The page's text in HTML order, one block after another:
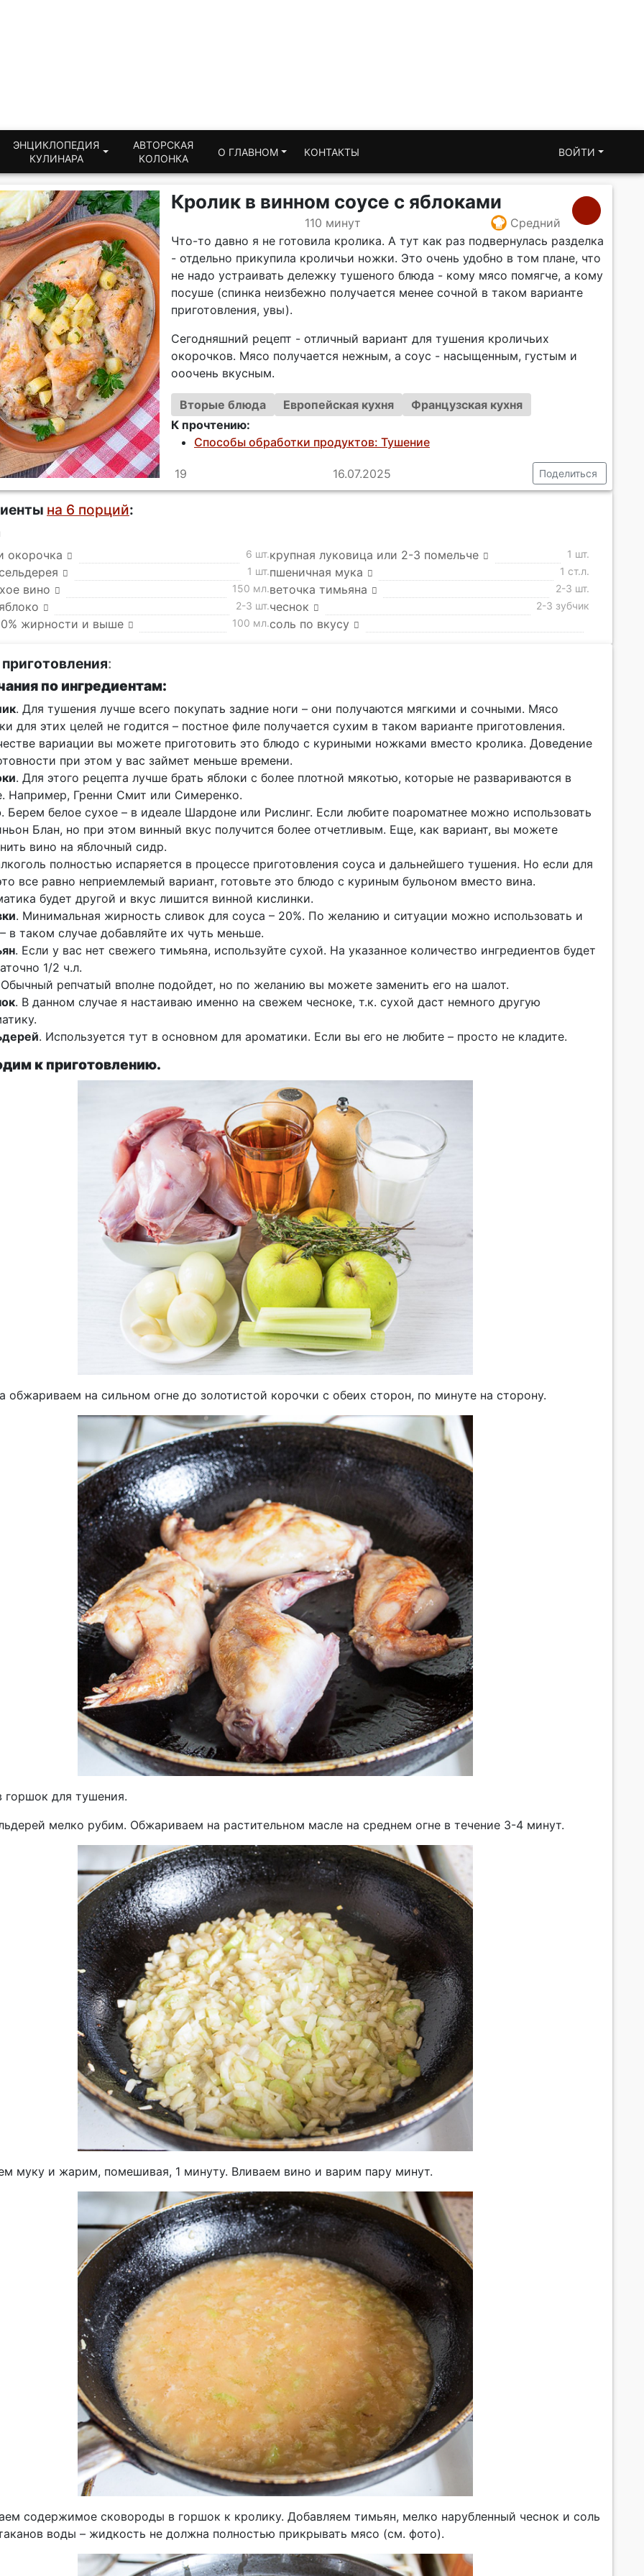
ЭНЦИКЛОПЕДИЯ
КУЛИНАРА
АВТОРСКАЯ
КОЛОНКА
О ГЛАВНОМ КОНТАКТЫ ВОЙТИ
Кролик в винном соусе с яблоками
110 минут
Средний
Что-то давно я не готовила кролика. А тут как раз подвернулась разделка
- отдельно прикупила кроличьи ножки. Это очень удобно в том плане, что
не надо устраивать дележку тушеного блюда - кому мясо помягче, а кому
посуше (спинка неизбежно получается менее сочной в таком варианте
приготовления, увы).
Сегодняшний рецепт - отличный вариант для тушения кроличьих
окорочков. Мясо получается нежным, а соус - насыщенным, густым и
ооочень вкусным.
Вторые блюда Европейская кухня
Французская кухня
К прочтению:
Способы обработки продуктов: Тушение
19 16.07.2025 Поделиться
на 6 порций:
окорочка 6 шт.крупная луковица или 2-3 помельче 1 шт.
1 шт.пшеничная мука 1 ст.л.
вино 150 мл.веточка тимьяна 2-3 шт.
2-3 шт.чеснок 2-3 зубчик
жирности и выше 100 мл.соль по вкусу
:
по ингредиентам:
. Для тушения лучше всего покупать задние ноги – они получаются мягкими и сочными. Мясо
для этих целей не годится – постное филе получается сухим в таком варианте приготовления.
вариации вы можете приготовить это блюдо с куриными ножками вместо кролика. Доведение
при этом у вас займет меньше времени.
. Для этого рецепта лучше брать яблоки с более плотной мякотью, которые не развариваются в
Например, Гренни Смит или Симеренко.
. Берем белое сухое – в идеале Шардоне или Рислинг. Если любите поароматнее можно использовать
Блан, но при этом винный вкус получится более отчетливым. Еще, как вариант, вы можете
вино на яблочный сидр.
полностью испаряется в процессе приготовления соуса и дальнейшего тушения. Но если для
все равно неприемлемый вариант, готовьте это блюдо с куриным бульоном вместо вина.
будет другой и вкус лишится винной кислинки.
. Минимальная жирность сливок для соуса – 20%. По желанию и ситуации можно использовать и
в таком случае добавляйте их чуть меньше.
. Если у вас нет свежего тимьяна, используйте сухой. На указанное количество ингредиентов будет
1/2 ч.л.
репчатый вполне подойдет, но по желанию вы можете заменить его на шалот.
. В данном случае я настаиваю именно на свежем чесноке, т.к. сухой даст немного другую
. Используется тут в основном для ароматики. Если вы его не любите – просто не кладите.
к приготовлению.
обжариваем на сильном огне до золотистой корочки с обеих сторон, по минуте на сторону.
горшок для тушения.
мелко рубим. Обжариваем на растительном масле на среднем огне в течение 3-4 минут.
муку и жарим, помешивая, 1 минуту. Вливаем вино и варим пару минут.
содержимое сковороды в горшок к кролику. Добавляем тимьян, мелко нарубленный чеснок и соль
воды – жидкость не должна полностью прикрывать мясо (см. фото).